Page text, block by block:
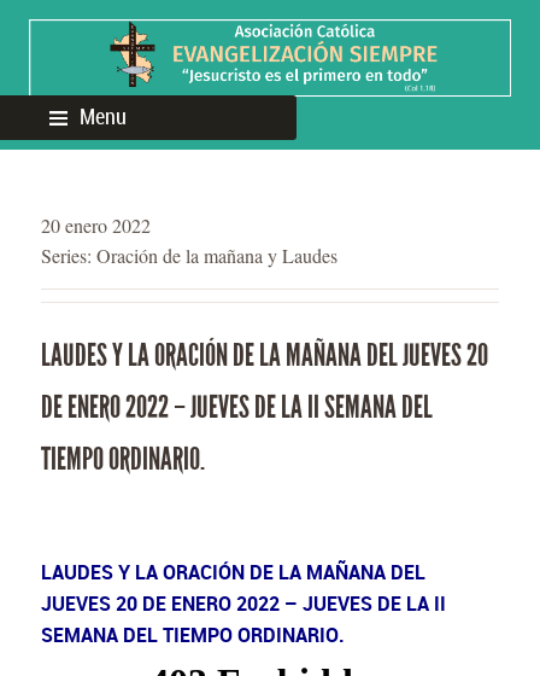
Menu
20 enero 2022
Series: Oración de la mañana y Laudes
LAUDES Y LA ORACIÓN DE LA MAÑANA DEL JUEVES 20
DE ENERO 2022 – JUEVES DE LA II SEMANA DEL
TIEMPO ORDINARIO.
LAUDES Y LA ORACIÓN DE LA MAÑANA DEL
JUEVES 20 DE ENERO 2022 – JUEVES DE LA II
SEMANA DEL TIEMPO ORDINARIO.